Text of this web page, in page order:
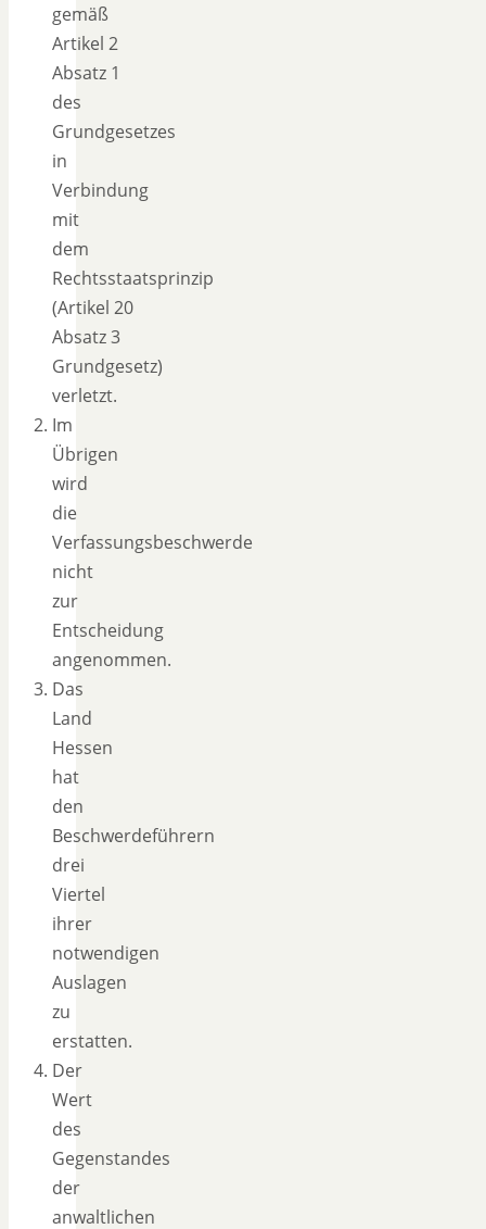
gemäß
Artikel 2
Absatz 1
des
Grundgesetzes
in
Verbindung
mit
dem
Rechtsstaatsprinzip
(Artikel 20
Absatz 3
Grundgesetz)
verletzt.
Im
Übrigen
wird
die
Verfassungsbeschwerde
nicht
zur
Entscheidung
angenommen.
Das
Land
Hessen
hat
den
Beschwerdeführern
drei
Viertel
ihrer
notwendigen
Auslagen
zu
erstatten.
Der
Wert
des
Gegenstandes
der
anwaltlichen